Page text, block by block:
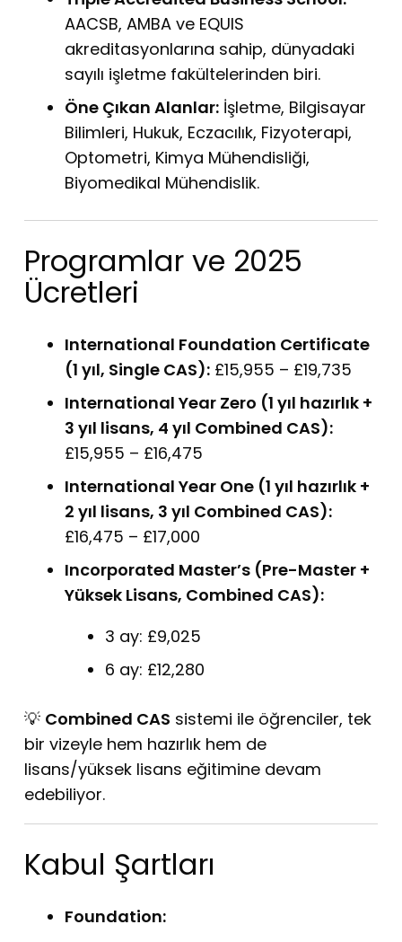
AACSB, AMBA ve EQUIS
akreditasyonlarına sahip, dünyadaki
sayılı işletme fakültelerinden biri.
Öne Çıkan Alanlar: İşletme, Bilgisayar
Bilimleri, Hukuk, Eczacılık, Fizyoterapi,
Optometri, Kimya Mühendisliği,
Biyomedikal Mühendislik.
Programlar ve 2025
Ücretleri
International Foundation Certificate
(1 yıl, Single CAS): £15,955 – £19,735
International Year Zero (1 yıl hazırlık +
3 yıl lisans, 4 yıl Combined CAS):
£15,955 – £16,475
International Year One (1 yıl hazırlık +
2 yıl lisans, 3 yıl Combined CAS):
£16,475 – £17,000
Incorporated Master’s (Pre-Master +
Yüksek Lisans, Combined CAS):
3 ay: £9,025
6 ay: £12,280
💡 Combined CAS sistemi ile öğrenciler, tek
bir vizeyle hem hazırlık hem de
lisans/yüksek lisans eğitimine devam
edebiliyor.
Kabul Şartları
Foundation: